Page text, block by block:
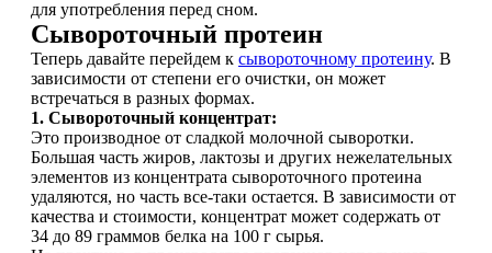
Здоровье костей
Зрение
Иммунитет
Коэнзим Q10
Лецитин
для употребления перед сном.
Сывороточный протеин
Теперь давайте перейдем к сывороточному протеину. В
зависимости от степени его очистки, он может
встречаться в разных формах.
1. Сывороточный концентрат:
Это производное от сладкой молочной сыворотки.
Большая часть жиров, лактозы и других нежелательных
элементов из концентрата сывороточного протеина
удаляются, но часть все-таки остается. В зависимости от
качества и стоимости, концентрат может содержать от
34 до 89 граммов белка на 100 г сырья.